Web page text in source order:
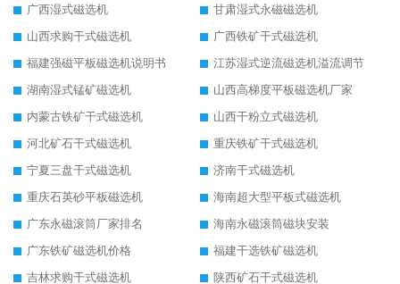
广西湿式磁选机
甘肃湿式永磁磁选机
山西求购干式磁选机
广西铁矿干式磁选机
福建强磁平板磁选机说明书
江苏湿式逆流磁选机溢流调节
湖南湿式锰矿磁选机
山西高梯度平板磁选机厂家
内蒙古铁矿干式磁选机
山西干粉立式磁选机
河北矿石干式磁选机
重庆铁矿干式磁选机
宁夏三盘干式磁选机
济南干式磁选机
重庆石英砂平板磁选机
海南超大型平板式磁选机
广东永磁滚筒厂家排名
海南永磁滚筒磁块安装
广东铁矿磁选机价格
福建干选铁矿磁选机
吉林求购干式磁选机
陕西矿石干式磁选机